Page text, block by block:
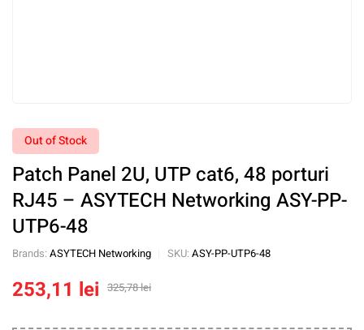
Out of Stock
Patch Panel 2U, UTP cat6, 48 porturi
RJ45 – ASYTECH Networking ASY-PP-
UTP6-48
Brands: ASYTECH Networking SKU: ASY-PP-UTP6-48
325,78lei
253,11 lei